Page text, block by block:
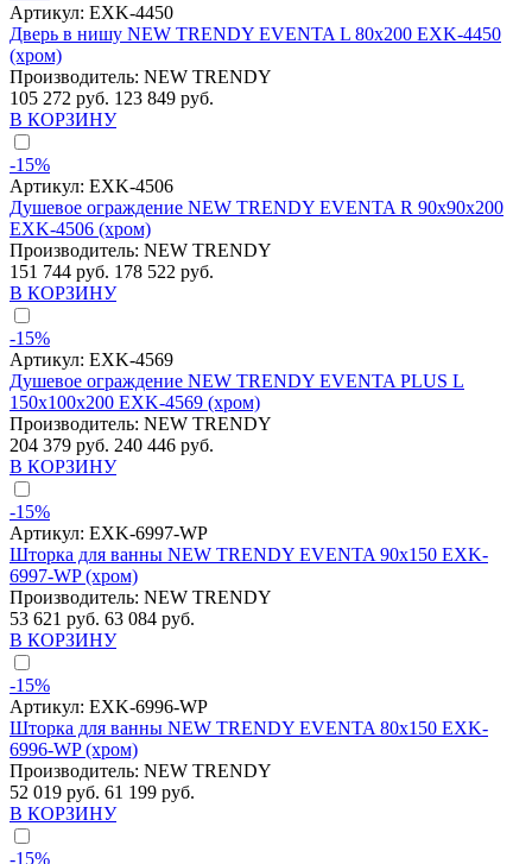
Артикул: EXK-4450
Дверь в нишу NEW TRENDY EVENTA L 80x200 EXK-4450
(хром)
Производитель: NEW TRENDY
105 272 руб. 123 849 руб.
В КОРЗИНУ
-15%
Артикул: EXK-4506
Душевое ограждение NEW TRENDY EVENTA R 90x90x200
EXK-4506 (хром)
Производитель: NEW TRENDY
151 744 руб. 178 522 руб.
В КОРЗИНУ
-15%
Артикул: EXK-4569
Душевое ограждение NEW TRENDY EVENTA PLUS L
150x100x200 EXK-4569 (хром)
Производитель: NEW TRENDY
204 379 руб. 240 446 руб.
В КОРЗИНУ
-15%
Артикул: EXK-6997-WP
Шторка для ванны NEW TRENDY EVENTA 90x150 EXK-
6997-WP (хром)
Производитель: NEW TRENDY
53 621 руб. 63 084 руб.
В КОРЗИНУ
-15%
Артикул: EXK-6996-WP
Шторка для ванны NEW TRENDY EVENTA 80x150 EXK-
6996-WP (хром)
Производитель: NEW TRENDY
52 019 руб. 61 199 руб.
В КОРЗИНУ
-15%